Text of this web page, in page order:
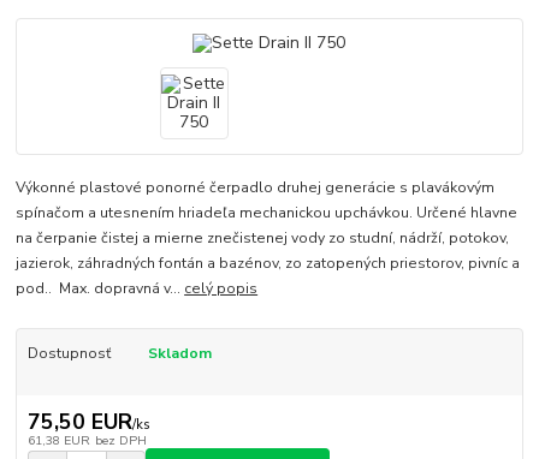
Výkonné plastové ponorné čerpadlo druhej generácie s plavákovým
spínačom a utesnením hriadeľa mechanickou upchávkou. Určené hlavne
na čerpanie čistej a mierne znečistenej vody zo studní, nádrží, potokov,
jazierok, záhradných fontán a bazénov, zo zatopených priestorov, pivníc a
pod.. Max. dopravná v... celý popis
Dostupnosť Skladom
75,50 EUR/ks
61,38 EUR bez DPH